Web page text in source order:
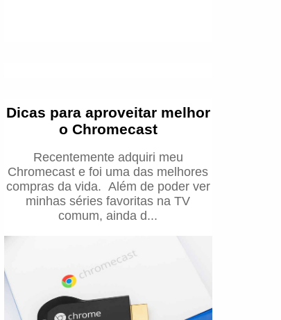
Dicas para aproveitar melhor
o Chromecast
Recentemente adquiri meu
Chromecast e foi uma das melhores
compras da vida. Além de poder ver
minhas séries favoritas na TV
comum, ainda d...